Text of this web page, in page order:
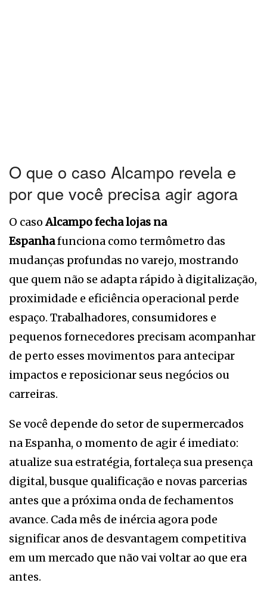
O que o caso Alcampo revela e
por que você precisa agir agora
O casoAlcampo fecha lojas na
Espanhafunciona como termômetro das
mudanças profundas no varejo, mostrando
que quem não se adapta rápido à digitalização,
proximidade e eficiência operacional perde
espaço. Trabalhadores, consumidores e
pequenos fornecedores precisam acompanhar
de perto esses movimentos para antecipar
impactos e reposicionar seus negócios ou
carreiras.
Se você depende do setor de supermercados
na Espanha, o momento de agir é imediato:
atualize sua estratégia, fortaleça sua presença
digital, busque qualificação e novas parcerias
antes que a próxima onda de fechamentos
avance. Cada mês de inércia agora pode
significar anos de desvantagem competitiva
em um mercado que não vai voltar ao que era
antes.